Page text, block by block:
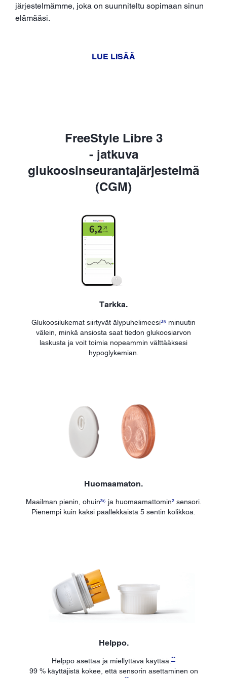
järjestelmämme, joka on suunniteltu sopimaan sinun
elämääsi.
LUE LISÄÄ
FreeStyle Libre 3
- jatkuva
glukoosinseurantajärjestelmä
(CGM)
Tarkka.
Glukoosilukemat siirtyvät älypuhelimeesi³⁵ minuutin
välein, minkä ansiosta saat tiedon glukoosiarvon
laskusta ja voit toimia nopeammin välttääksesi
hypoglykemian.
Huomaamaton.
Maailman pienin, ohuin³⁶ ja huomaamattomin²sensori.
Pienempi kuin kaksi päällekkäistä 5 sentin kolikkoa.
Helppo.
Helppo asettaa ja miellyttävä käyttää. **
99 % käyttäjistä kokee, että sensorin asettaminen on